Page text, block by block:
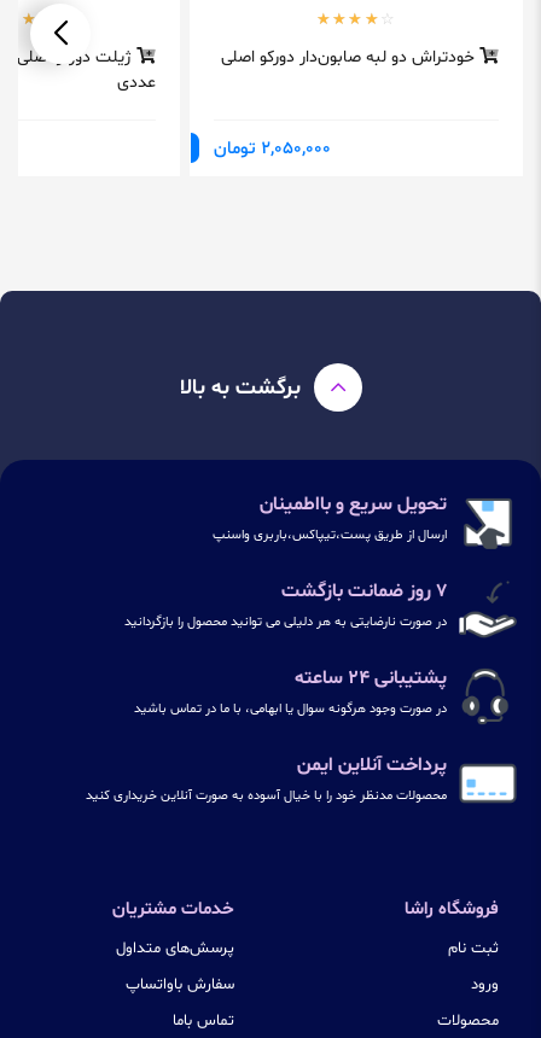
خودتراش دو لبه صابون‌‎دار دورکو اصلی
2,050,000 تومان
عددی
برگشت به بالا
تحویل سریع و بااطمینان
ارسال از طریق پست،تیپاکس،باربری واسنپ
۷ روز ضمانت بازگشت
در صورت نارضایتی به هر دلیلی می توانید محصول را بازگردانید
پشتیبانی ۲۴ ساعته
در صورت وجود هرگونه سوال یا ابهامی، با ما در تماس باشید
پرداخت آنلاین ایمن
محصولات مدنظر خود را با خیال آسوده به صورت آنلاین خریداری کنید
فروشگاه راشا
ثبت نام
ورود
محصولات
خدمات مشتریان
پرسش‌های متداول
سفارش باواتساپ
تماس باما